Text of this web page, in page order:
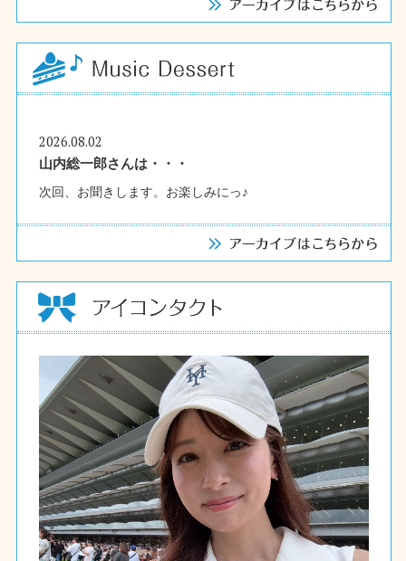
2026.08.02
山内総一郎さんは・・・
次回、お聞きします。お楽しみにっ♪